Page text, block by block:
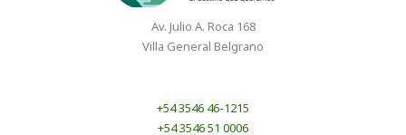
Av. Julio A. Roca 168
Villa General Belgrano
+54 3546 46-1215
+54 3546 51 0006